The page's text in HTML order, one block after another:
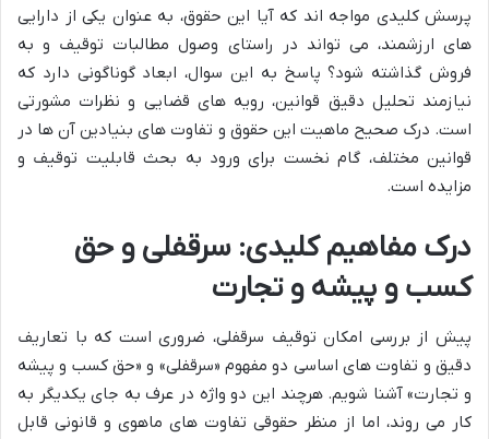
پرسش کلیدی مواجه اند که آیا این حقوق، به عنوان یکی از دارایی
های ارزشمند، می تواند در راستای وصول مطالبات توقیف و به
فروش گذاشته شود؟ پاسخ به این سوال، ابعاد گوناگونی دارد که
نیازمند تحلیل دقیق قوانین، رویه های قضایی و نظرات مشورتی
است. درک صحیح ماهیت این حقوق و تفاوت های بنیادین آن ها در
قوانین مختلف، گام نخست برای ورود به بحث قابلیت توقیف و
مزایده است.
درک مفاهیم کلیدی: سرقفلی و حق
کسب و پیشه و تجارت
پیش از بررسی امکان توقیف سرقفلی، ضروری است که با تعاریف
دقیق و تفاوت های اساسی دو مفهوم «سرقفلی» و «حق کسب و پیشه
و تجارت» آشنا شویم. هرچند این دو واژه در عرف به جای یکدیگر به
کار می روند، اما از منظر حقوقی تفاوت های ماهوی و قانونی قابل